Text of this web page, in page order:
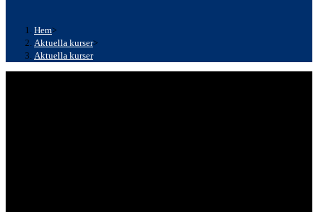
Hem>
Aktuella kurser>
Aktuella kurser